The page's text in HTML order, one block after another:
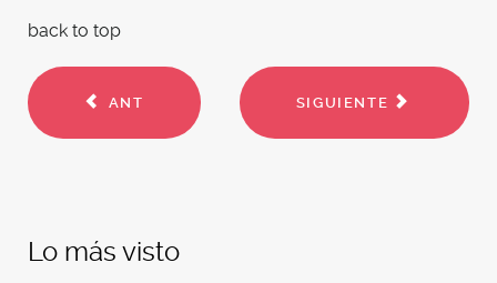
back to top
ANT SIGUIENTE
Lo más visto